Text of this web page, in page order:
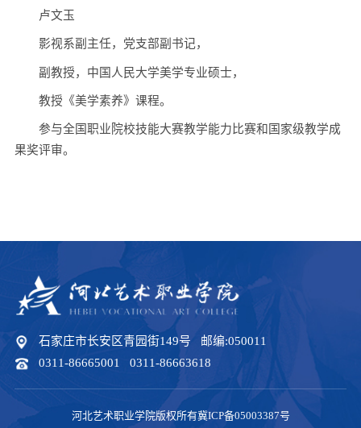
卢文玉
影视系副主任，党支部副书记，
副教授，中国人民大学美学专业硕士，
教授《美学素养》课程。
参与全国职业院校技能大赛教学能力比赛和国家级教学成
果奖评审。
石家庄市长安区青园街149号 邮编:050011
0311-86665001 0311-86663618
河北艺术职业学院版权所有冀ICP备05003387号